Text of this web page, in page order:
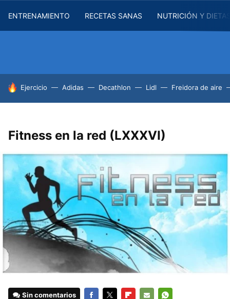
ENTRENAMIENTO RECETAS SANAS NUTRICIÓN Y
HOY SE HABLA DE
Ejercicio Adidas Decathlon Lidl Freidora de aire
Fitness en la red (LXXXVI)
Sin comentarios